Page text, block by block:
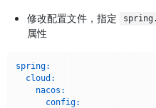
修改配置文件，指定
属性
spring:
cloud:
nacos:
config: